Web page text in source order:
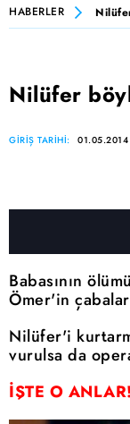
HABERLER
Nilüfer
GİRİŞ TARİHİ:
Babasının
Ömer'in
Nilüfer'i
vurulsa da
İŞTE O ANLAR!